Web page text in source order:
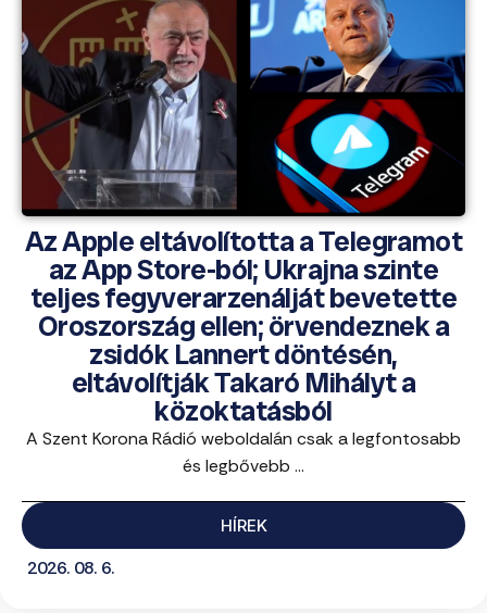
Az Apple eltávolította a Telegramot
az App Store-ból; Ukrajna szinte
teljes fegyverarzenálját bevetette
Oroszország ellen; örvendeznek a
zsidók Lannert döntésén,
eltávolítják Takaró Mihályt a
közoktatásból
A Szent Korona Rádió weboldalán csak a legfontosabb
és legbővebb ...
HÍREK
2026. 08. 6.